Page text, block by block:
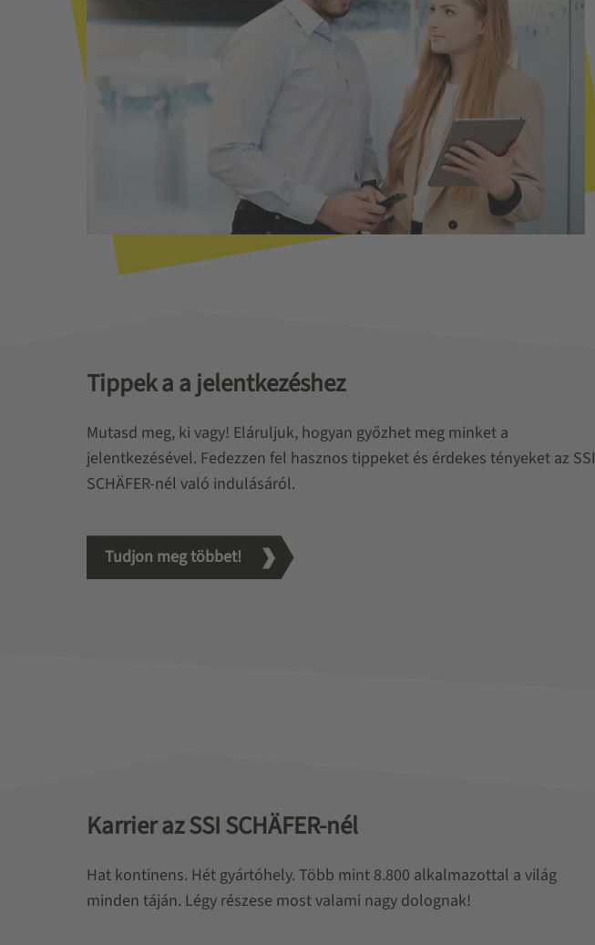
Tippek a a jelentkezéshez
Mutasd meg, ki vagy! Eláruljuk, hogyan győzhet meg minket a
jelentkezésével. Fedezzen fel hasznos tippeket és érdekes tényeket az SSI
SCHÄFER-nél való indulásáról.
Tudjon meg többet!
Karrier az SSI SCHÄFER-nél
Hat kontinens. Hét gyártóhely. Több mint 8.800 alkalmazottal a világ
minden táján. Légy részese most valami nagy dolognak!